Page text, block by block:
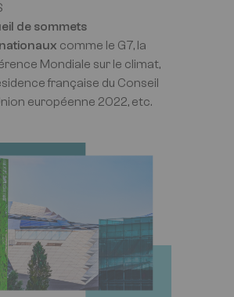
de sommets
comme le G7, la
Mondiale sur le climat,
française du Conseil
européenne 2022, etc.